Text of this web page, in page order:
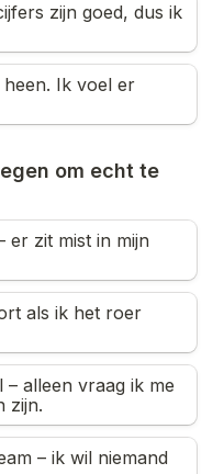
zijn goed, dus ik
heen. Ik voel er
om echt te
er zit mist in mijn
als ik het roer
– alleen vraag ik me
zijn.
– ik wil niemand